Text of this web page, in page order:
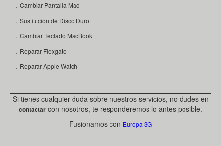
．Cambiar Pantalla Mac
．Sustitución de Disco Duro
．Cambiar Teclado MacBook
．Reparar Flexgate
．Reparar Apple Watch
Si tienes cualquier duda sobre nuestros servicios, no dudes en
contactar con nosotros, te responderemos lo antes posible.
Fusionamos con Europa 3G